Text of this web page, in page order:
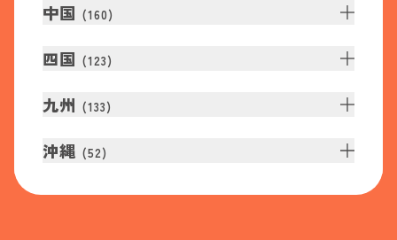
中国 (160)
四国 (123)
九州 (133)
沖縄 (52)